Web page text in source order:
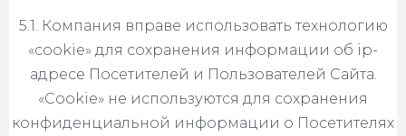
5.1. Компания вправе использовать технологию
«cookie» для сохранения информации об ip-
адресе Посетителей и Пользователей Сайта.
«Cookie» не используются для сохранения
конфиденциальной информации о Посетителях